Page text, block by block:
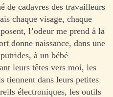
de cadavres des travailleurs
chaque visage, chaque
l’odeur me prend à la
donne naissance, dans une
à un bébé
leurs têtes vers moi, les
tiennent dans leurs petites
électroniques, les outils